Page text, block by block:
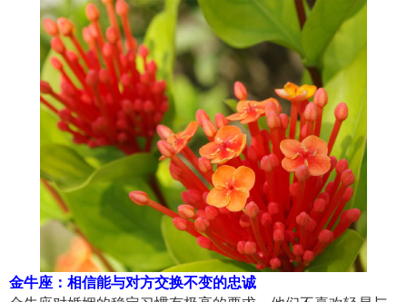
金牛座：相信能与对方交换不变的忠诚